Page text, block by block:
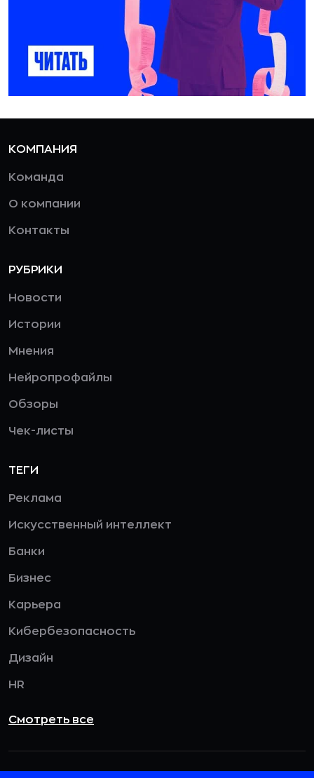
КОМПАНИЯ
Команда
О компании
Контакты
РУБРИКИ
Новости
Истории
Мнения
Нейропрофайлы
Обзоры
Чек-листы
ТЕГИ
Реклама
Искусственный интеллект
Банки
Бизнес
Карьера
Кибербезопасность
Дизайн
HR
Смотреть все